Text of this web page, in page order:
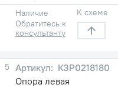
Наличие
Обратитесь к
консультанту
К схеме
5
КЗР0218180
Опора левая